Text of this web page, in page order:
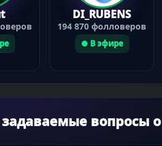
DI_RUBENS
194 870 фолловеров
● В эфире
задаваемые вопросы о